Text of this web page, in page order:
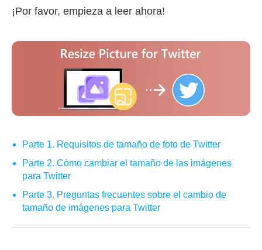
¡Por favor, empieza a leer ahora!
Parte 1. Requisitos de tamaño de foto de Twitter
Parte 2. Cómo cambiar el tamaño de las imágenes
para Twitter
Parte 3. Preguntas frecuentes sobre el cambio de
tamaño de imágenes para Twitter